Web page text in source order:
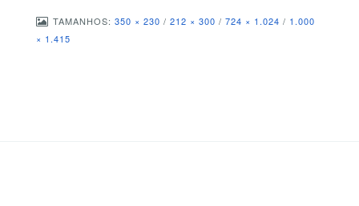
TAMANHOS: 350 × 230 / 212 × 300 / 724 × 1.024 / 1.000
× 1.415